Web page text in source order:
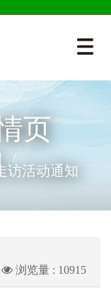
页
访活动通知
浏览量 : 10915